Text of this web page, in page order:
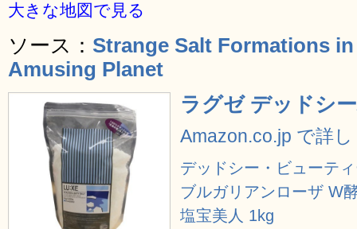
大きな地図で見る
ソース： Strange Salt Formations in
Amusing Planet
ラグゼ デッドシ
Amazon.co.jp で詳
デッドシー・ビューテ
ブルガリアンローザ W
塩宝美人 1kg